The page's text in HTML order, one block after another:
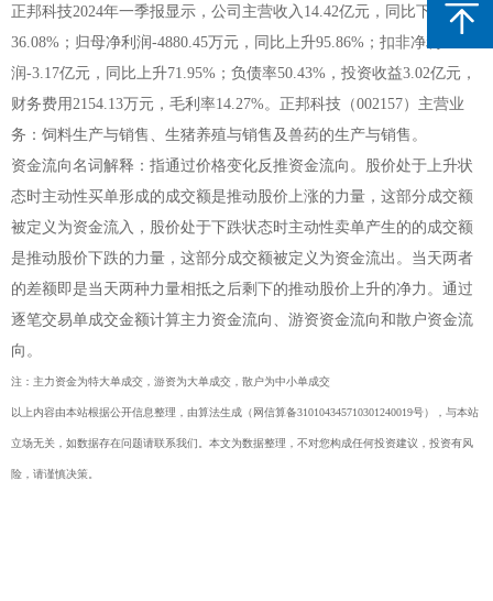
正邦科技2024年一季报显示，公司主营收入14.42亿元，同比下降
36.08%；归母净利润-4880.45万元，同比上升95.86%；扣非净利
润-3.17亿元，同比上升71.95%；负债率50.43%，投资收益3.02亿元，
财务费用2154.13万元，毛利率14.27%。正邦科技（002157）主营业
务：饲料生产与销售、生猪养殖与销售及兽药的生产与销售。
资金流向名词解释：指通过价格变化反推资金流向。股价处于上升状
态时主动性买单形成的成交额是推动股价上涨的力量，这部分成交额
被定义为资金流入，股价处于下跌状态时主动性卖单产生的的成交额
是推动股价下跌的力量，这部分成交额被定义为资金流出。当天两者
的差额即是当天两种力量相抵之后剩下的推动股价上升的净力。通过
逐笔交易单成交金额计算主力资金流向、游资资金流向和散户资金流
向。
注：主力资金为特大单成交，游资为大单成交，散户为中小单成交
以上内容由本站根据公开信息整理，由算法生成（网信算备310104345710301240019号），与本站
立场无关，如数据存在问题请联系我们。本文为数据整理，不对您构成任何投资建议，投资有风
险，请谨慎决策。